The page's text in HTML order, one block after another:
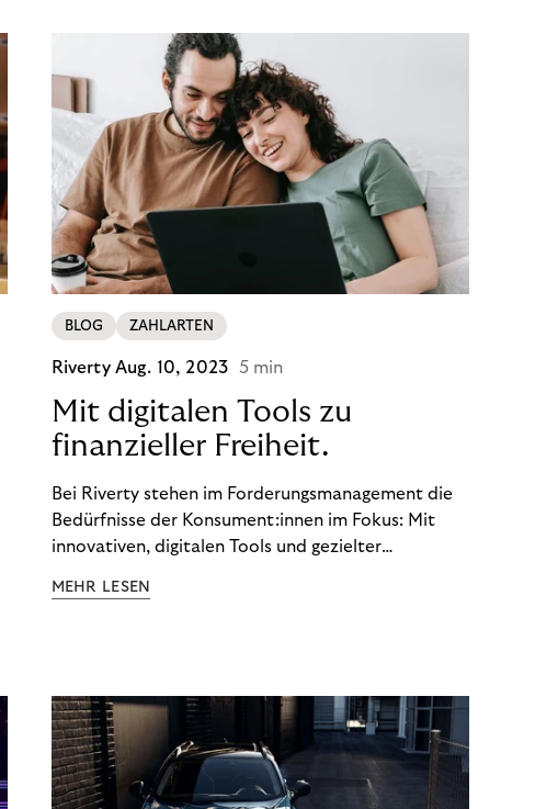
(DSGVO) – geraten viele Unternehmen an die
Grenzen traditioneller Compliance-Mechanismen.
BLOG ZAHLARTEN
Riverty Aug. 10, 2023 5 min
Mit digitalen Tools zu
finanzieller Freiheit.
Bei Riverty stehen im Forderungsmanagement die
Bedürfnisse der Konsument:innen im Fokus: Mit
innovativen, digitalen Tools und gezielter
ein Leben in finanzieller Freiheit zu führen. So
MEHR LESEN